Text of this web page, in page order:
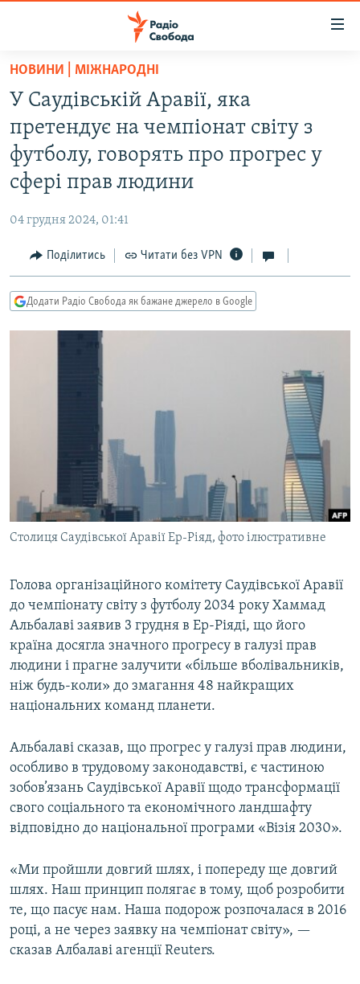
Перейти
основного
матеріалу
Перейти
до
основної
Перейти
пошуку
ВСЕ ЗА ДОБУ
СТАТТІ
ПОЛІТИКА
СУСПІЛЬСТВО
КУЛЬТУРА
СПОРТ
ВІЙНА
ДОНБАС.РЕАЛІЇ
КРИМ.РЕАЛІЇ
ТИ ЯК?
КИТАЙ.ВИКЛИКИ
МУЛЬТИМЕДІА
СПЕЦПРОЄКТИ
ПОДКАСТИ
КРИМ РЕАЛІЇ
РУС
КТАТ
ДОЛУЧАЙСЯ!
Усі сайти RFE/RL
НОВИНИ | МІЖНАРОДНІ
У Саудівській Аравії, яка
претендує на чемпіонат світу з
футболу, говорять про прогрес у
сфері прав людини
04 грудня 2024, 01:41
Поділитись Читати без VPN
Додати Радіо Свобода як бажане джерело в Google
Столиця Саудівської Аравії Ер-Ріяд, фото ілюстративне
Голова організаційного комітету Саудівської Аравії
до чемпіонату світу з футболу 2034 року Хаммад
Альбалаві заявив 3 грудня в Ер-Ріяді, що його
країна досягла значного прогресу в галузі прав
людини і прагне залучити «більше вболівальників,
ніж будь-коли» до змагання 48 найкращих
національних команд планети.
Альбалаві сказав, що прогрес у галузі прав людини,
особливо в трудовому законодавстві, є частиною
зобов’язань Саудівської Аравії щодо трансформації
свого соціального та економічного ландшафту
відповідно до національної програми «Візія 2030».
«Ми пройшли довгий шлях, і попереду ще довгий
шлях. Наш принцип полягає в тому, щоб розробити
те, що пасує нам. Наша подорож розпочалася в 2016
році, а не через заявку на чемпіонат світу», —
сказав Албалаві агенції Reuters.